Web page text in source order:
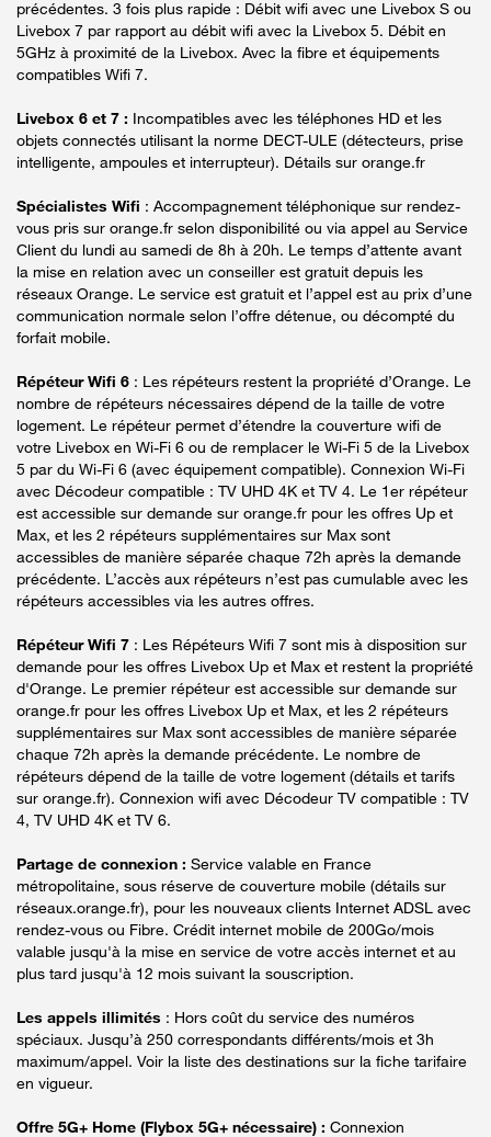
précédentes. 3 fois plus rapide : Débit wifi avec une Livebox S ou
Livebox 7 par rapport au débit wifi avec la Livebox 5. Débit en
5GHz à proximité de la Livebox. Avec la fibre et équipements
compatibles Wifi 7.
Livebox 6 et 7 : Incompatibles avec les téléphones HD et les
objets connectés utilisant la norme DECT-ULE (détecteurs, prise
intelligente, ampoules et interrupteur). Détails sur orange.fr
Spécialistes Wifi : Accompagnement téléphonique sur rendez-
vous pris sur orange.fr selon disponibilité ou via appel au Service
Client du lundi au samedi de 8h à 20h. Le temps d’attente avant
la mise en relation avec un conseiller est gratuit depuis les
réseaux Orange. Le service est gratuit et l’appel est au prix d’une
communication normale selon l’offre détenue, ou décompté du
forfait mobile.
Répéteur Wifi 6 : Les répéteurs restent la propriété d’Orange. Le
nombre de répéteurs nécessaires dépend de la taille de votre
logement. Le répéteur permet d’étendre la couverture wifi de
votre Livebox en Wi-Fi 6 ou de remplacer le Wi-Fi 5 de la Livebox
5 par du Wi-Fi 6 (avec équipement compatible). Connexion Wi-Fi
avec Décodeur compatible : TV UHD 4K et TV 4. Le 1er répéteur
est accessible sur demande sur orange.fr pour les offres Up et
Max, et les 2 répéteurs supplémentaires sur Max sont
accessibles de manière séparée chaque 72h après la demande
précédente. L’accès aux répéteurs n’est pas cumulable avec les
répéteurs accessibles via les autres offres.
Répéteur Wifi 7 : Les Répéteurs Wifi 7 sont mis à disposition sur
demande pour les offres Livebox Up et Max et restent la propriété
d'Orange. Le premier répéteur est accessible sur demande sur
orange.fr pour les offres Livebox Up et Max, et les 2 répéteurs
supplémentaires sur Max sont accessibles de manière séparée
chaque 72h après la demande précédente. Le nombre de
répéteurs dépend de la taille de votre logement (détails et tarifs
sur orange.fr). Connexion wifi avec Décodeur TV compatible : TV
4, TV UHD 4K et TV 6.
Partage de connexion : Service valable en France
métropolitaine, sous réserve de couverture mobile (détails sur
réseaux.orange.fr), pour les nouveaux clients Internet ADSL avec
rendez-vous ou Fibre. Crédit internet mobile de 200Go/mois
valable jusqu'à la mise en service de votre accès internet et au
plus tard jusqu'à 12 mois suivant la souscription.
Les appels illimités : Hors coût du service des numéros
spéciaux. Jusqu’à 250 correspondants différents/mois et 3h
maximum/appel. Voir la liste des destinations sur la fiche tarifaire
en vigueur.
Offre 5G+ Home (Flybox 5G+ nécessaire) : Connexion